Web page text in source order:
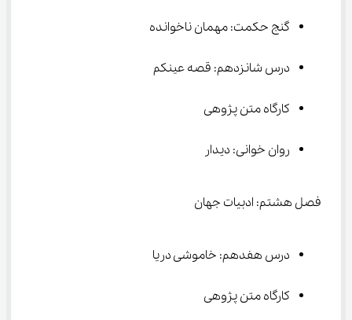
گنج حکمت: مهمان ناخوانده
درس شانزدهم: قصه عينكم
کارگاه متن پژوهی
روان خوانی: دیدار
فصل هشتم: ادبیات جهان
درس هفدهم: خاموشی دریا
کارگاه متن پژوهی